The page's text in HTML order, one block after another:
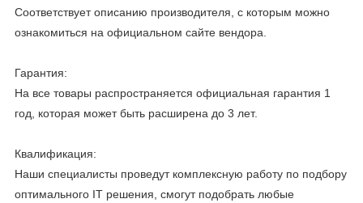
Соответствует описанию производителя, с которым можно
ознакомиться на официальном сайте вендора.
Гарантия:
На все товары распространяется официальная гарантия 1
год, которая может быть расширена до 3 лет.
Квалификация:
Наши специалисты проведут комплексную работу по подбору
оптимального IT решения, смогут подобрать любые